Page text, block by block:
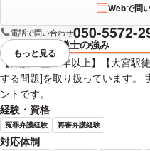
Webで問
電話で問い合わせ050-5572-
弁護士の強み
【弁護士歴10年以上】【大宮駅
する問題]を取り扱っています。
ントです。
経験・資格
冤罪弁護経験 再審弁護経験
対応体制
視覚的に省略されている要素
もっと見る